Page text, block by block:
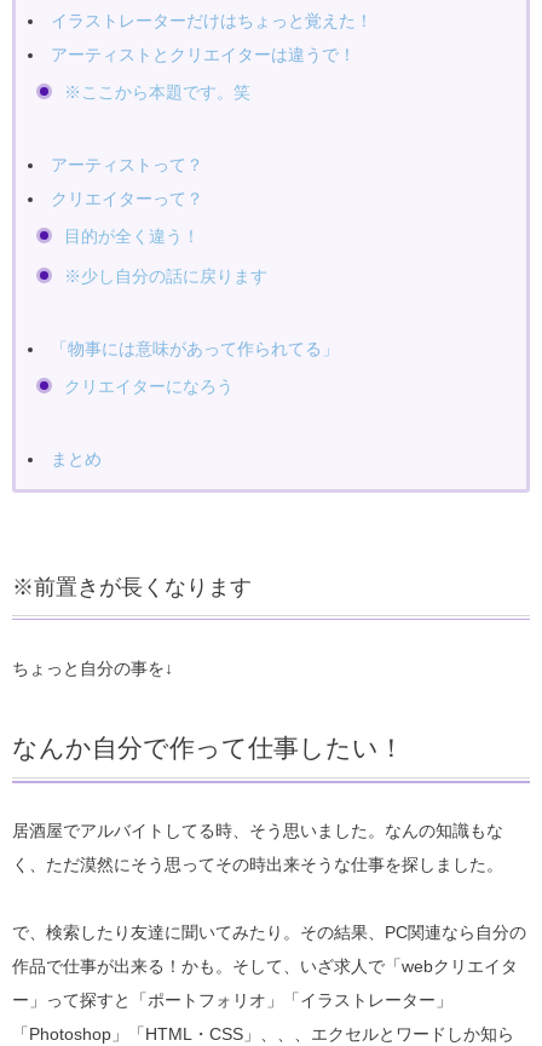
イラストレーターだけはちょっと覚えた！
アーティストとクリエイターは違うで！
※ここから本題です。笑
アーティストって？
クリエイターって？
目的が全く違う！
※少し自分の話に戻ります
「物事には意味があって作られてる」
クリエイターになろう
まとめ
※前置きが長くなります
ちょっと自分の事を↓
なんか自分で作って仕事したい！
居酒屋でアルバイトしてる時、そう思いました。なんの知識もな
く、ただ漠然にそう思ってその時出来そうな仕事を探しました。
で、検索したり友達に聞いてみたり。その結果、PC関連なら自分の
作品で仕事が出来る！かも。そして、いざ求人で「webクリエイタ
ー」って探すと「ポートフォリオ」「イラストレーター」
「Photoshop」「HTML・CSS」、、、エクセルとワードしか知ら